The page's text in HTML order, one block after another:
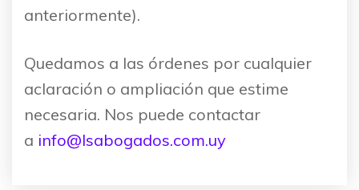
anteriormente).
Quedamos a las órdenes por cualquier
aclaración o ampliación que estime
necesaria. Nos puede contactar
a info@lsabogados.com.uy